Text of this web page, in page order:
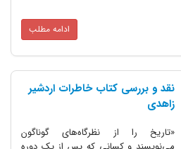
ادامه مطلب
نقد و بررسی کتاب خاطرات اردشیر
زاهدی
«تاریخ را از نظرگاه‌های گوناگون